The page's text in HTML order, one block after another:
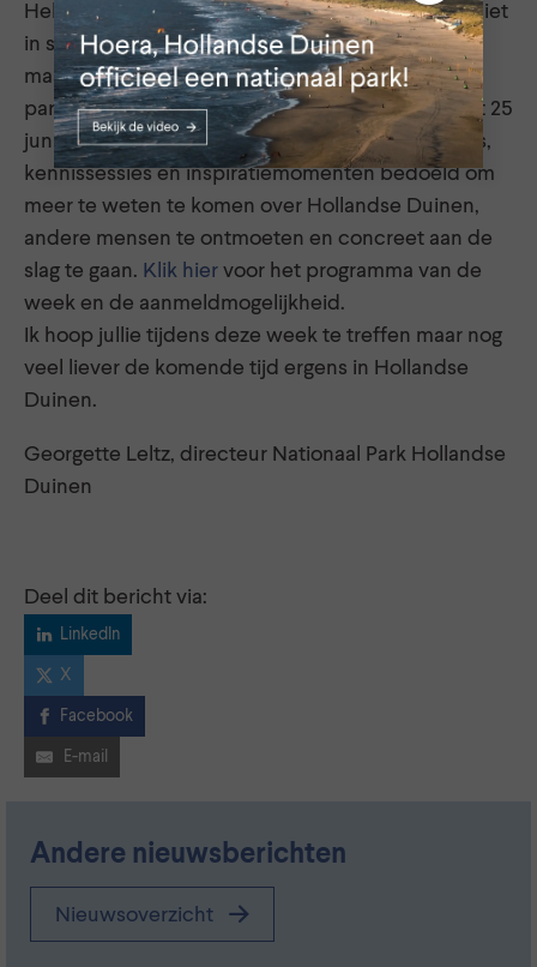
Helaas zijn we door de Coronamaatregelen nog niet
in staat om fysieke bijeenkomsten te organiseren
maar de eerste activiteit die we voor en met
partners organiseren is een feit. Van 21 tot en met 25
juni is er een Kennis & Werkweek met workshops,
kennissessies en inspiratiemomenten bedoeld om
meer te weten te komen over Hollandse Duinen,
andere mensen te ontmoeten en concreet aan de
slag te gaan. Klik hier voor het programma van de
week en de aanmeldmogelijkheid.
Ik hoop jullie tijdens deze week te treffen maar nog
veel liever de komende tijd ergens in Hollandse
Duinen.
Georgette Leltz, directeur Nationaal Park Hollandse
Duinen
Deel dit bericht via:
LinkedIn
X
Facebook
E-mail
Andere nieuwsberichten
Nieuwsoverzicht